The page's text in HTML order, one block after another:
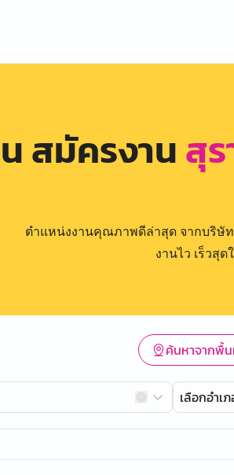
สมัครงานสุ
ตำแหน่งงานคุณภาพดีล่าสุด จากบริษั
งานไว เร็วสุ
ค้นหาจากพื้
เลือกอำเ